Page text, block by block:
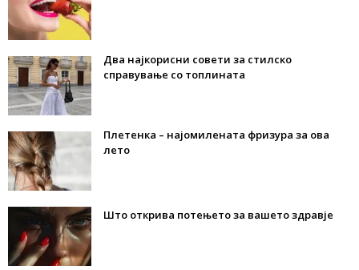
Два најкорисни совети за стилско
справување со топлината
Плетенка – најомилената фризура за ова
лето
Што открива потењето за вашето здравје